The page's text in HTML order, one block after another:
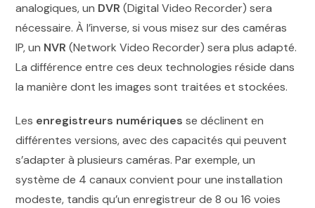
analogiques, un DVR (Digital Video Recorder) sera
nécessaire. À l’inverse, si vous misez sur des caméras
IP, un NVR (Network Video Recorder) sera plus adapté.
La différence entre ces deux technologies réside dans
la manière dont les images sont traitées et stockées.
Les enregistreurs numériques se déclinent en
différentes versions, avec des capacités qui peuvent
s’adapter à plusieurs caméras. Par exemple, un
système de 4 canaux convient pour une installation
modeste, tandis qu’un enregistreur de 8 ou 16 voies